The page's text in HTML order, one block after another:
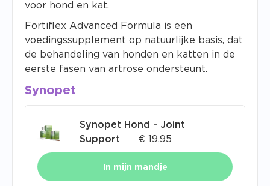
voor hond en kat.
Fortiflex Advanced Formula is een
voedingssupplement op natuurlijke basis, dat
de behandeling van honden en katten in de
eerste fasen van artrose ondersteunt.
Synopet
Synopet Hond - Joint
Support
€ 19,95
In mijn mandje